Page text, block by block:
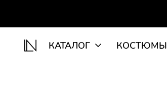
КАТАЛОГ КОСТЮМЫ